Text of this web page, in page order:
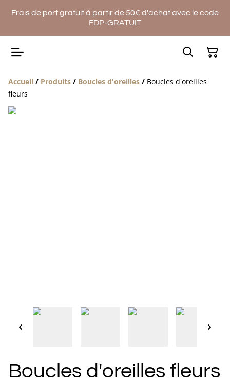
Frais de port gratuit à partir de 50€ d'achat avec le code
FDP-GRATUIT
Accueil / Produits / Boucles d'oreilles / Boucles d'oreilles
fleurs
Boucles d'oreilles fleurs